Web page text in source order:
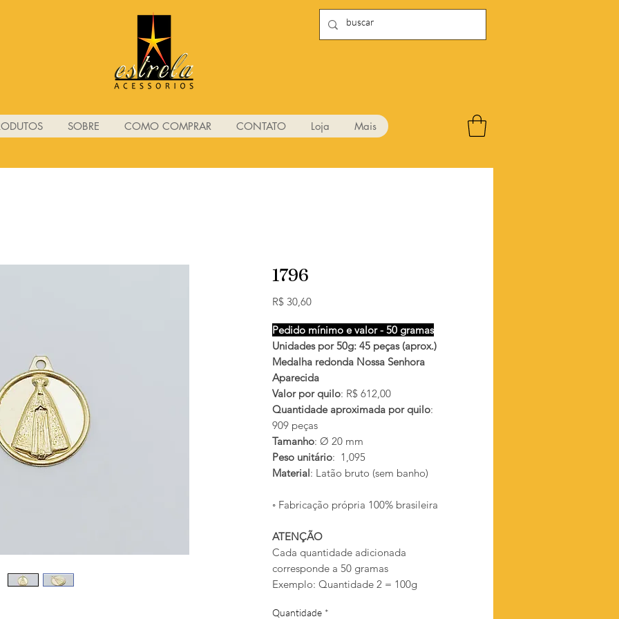
SOBRE COMO COMPRAR CONTATO Loja Mais
1796
R$ 30,60Preço
Pedido mínimo e valor - 50 gramas
Unidades por 50g: 45 peças (aprox.)
Medalha redonda Nossa Senhora
Aparecida
Valor por quilo: R$ 612,00
Quantidade aproximada por quilo:
909 peças
Tamanho: Ø 20 mm
Peso unitário: 1,095
Material: Latão bruto (sem banho)
◦ Fabricação própria 100% brasileira
ATENÇÃO
Cada quantidade adicionada
corresponde a 50 gramas
Exemplo: Quantidade 2 = 100g
Quantidade *